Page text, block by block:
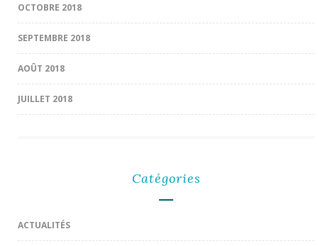
OCTOBRE 2018
SEPTEMBRE 2018
AOÛT 2018
JUILLET 2018
Catégories
ACTUALITÉS